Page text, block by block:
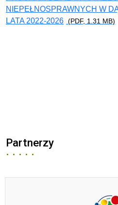
NIEPEŁNOSPRAWNYCH W
LATA 2022-2026 (PDF, 1.31 MB)
Partnerzy